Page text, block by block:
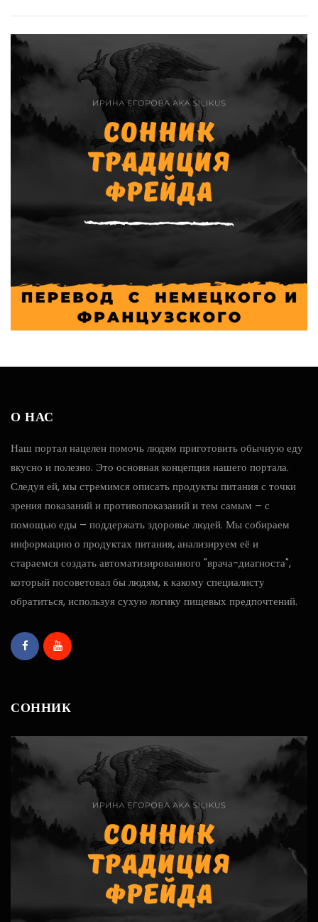
О НАС
Наш портал нацелен помочь людям приготовить обычную еду
вкусно и полезно. Это основная концепция нашего портала.
Следуя ей, мы стремимся описать продукты питания с точки
зрения показаний и противопоказаний и тем самым – с
помощью еды – поддержать здоровье людей. Мы собираем
информацию о продуктах питания, анализируем её и
стараемся создать автоматизированного "врача-диагноста",
который посоветовал бы людям, к какому специалисту
обратиться, используя сухую логику пищевых предпочтений.
СОННИК